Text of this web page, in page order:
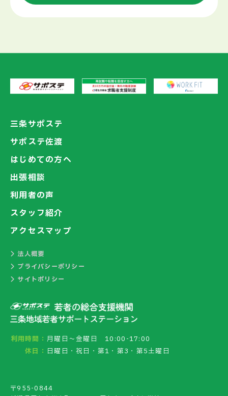
利用時間： 月曜日～金曜日 10:00-17:00
休日： 日曜日・祝日・第1・第3・第5土曜日
三条サポステ
サポステ佐渡
はじめての方へ
出張相談
利用者の声
スタッフ紹介
アクセスマップ
法人概要
プライバシーポリシー
サイトポリシー
〒955-0844